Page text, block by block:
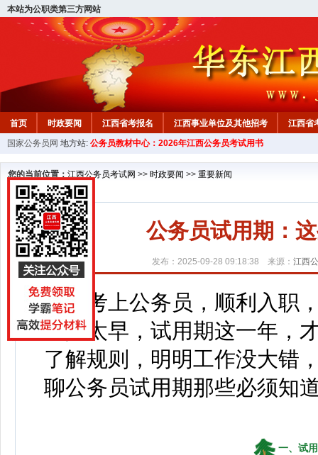
本站为公职类第三方网站
首页 时政要闻 江西省考报名 江西事业单位及其他招考 江西省
教材中心
国家公务员网 地方站: 公务员教材中心：2026年江西公务员考试用书
您的当前位置： 江西公务员考试网 >> 时政要闻 >> 重要新闻
公务员试用期：
发布：2025-09-28 09:18:38 来源： 江西
考上公务员，顺利入职，
高兴太早，试用期这一年，
了解规则，明明工作没大错
聊公务员试用期那些必须知
一、试